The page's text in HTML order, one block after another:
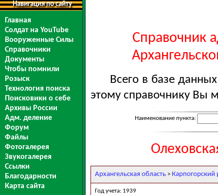
Навигация по сайту
Главная
Солдат на YouTube
Вооруженные Силы
Справочники
Документы
Чтобы помнили
Розыск
Технология поиска
Поисковики о себе
Архивы России
Адм. деление
Форум
Файлы
Фотогалерея
Звукогалерея
Ссылки
Благодарности
Карта сайта
Справочник
Всего в базе
этому справочнику Вы
Наименование пункта:
Архангельская область > Карпогорский
Год учета: 1939